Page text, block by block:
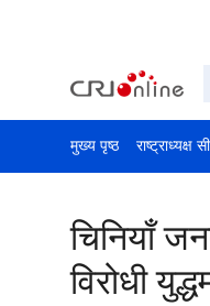
मुख्य पृष्ठ राष्ट्राध्यक्ष
चिनियाँ
विरोधी